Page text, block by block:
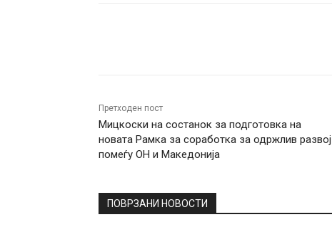
Претходен пост
Мицкоски на состанок за подготовка на
новата Рамка за соработка за одржлив развој
помеѓу ОН и Македонија
ПОВРЗАНИ НОВОСТИ